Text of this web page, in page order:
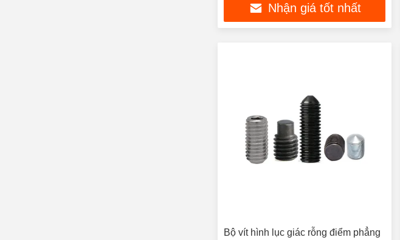
Nhận giá tốt nhất
Bộ vít hình lục giác rỗng điểm phẳng